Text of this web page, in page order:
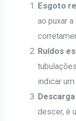
Esgoto
ao puxar
Ruídos
indicar
descer, é